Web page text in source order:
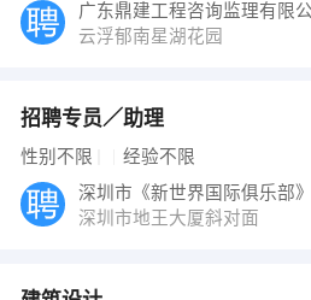
云浮郁南星湖花园
招聘专员／助理
性别不限 经验不限
深圳市《新世界国际俱乐部》
深圳市地王大厦斜对面